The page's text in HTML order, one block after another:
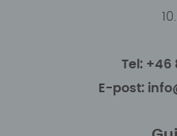
Tel: +46
E-post: